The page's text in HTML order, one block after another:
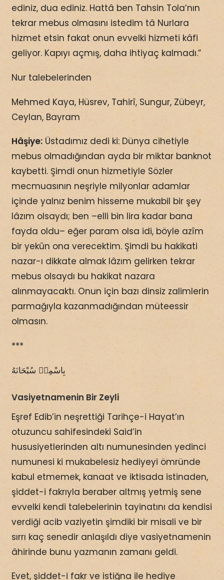
ediniz, dua ediniz. Hattâ ben Tahsin Tola’nın
tekrar mebus olmasını istedim tâ Nurlara
hizmet etsin fakat onun evvelki hizmeti kâfi
geliyor. Kapıyı açmış, daha ihtiyaç kalmadı.”
Nur talebelerinden
Mehmed Kaya, Hüsrev, Tahirî, Sungur, Zübeyr,
Ceylan, Bayram
Hâşiye:Üstadımız dedi ki: Dünya cihetiyle
mebus olmadığından ayda bir miktar banknot
kaybetti. Şimdi onun hizmetiyle Sözler
mecmuasının neşriyle milyonlar adamlar
içinde yalnız benim hisseme mukabil bir şey
lâzım olsaydı; ben –elli bin lira kadar bana
fayda oldu– eğer param olsa idi, böyle azîm
bir yekûn ona verecektim. Şimdi bu hakikati
nazar-ı dikkate almak lâzım gelirken tekrar
mebus olsaydı bu hakikat nazara
alınmayacaktı. Onun için bazı dinsiz zalimlerin
parmağıyla kazanmadığından müteessir
olmasın.
***
بِاسْمِهٖ سُبْحَانَهُ
Vasiyetnamenin Bir Zeyli
Eşref Edib’in neşrettiği Tarihçe-i Hayat’ın
otuzuncu sahifesindeki Said’in
hususiyetlerinden altı numunesinden yedinci
numunesi ki mukabelesiz hediyeyi ömründe
kabul etmemek, kanaat ve iktisada istinaden,
şiddet-i fakrıyla beraber altmış yetmiş sene
evvelki kendi talebelerinin tayinatını da kendisi
verdiği acib vaziyetin şimdiki bir misali ve bir
sırrı kaç senedir anlaşıldı diye vasiyetnamenin
âhirinde bunu yazmanın zamanı geldi.
Evet, şiddet-i fakr ve istiğna ile hediye